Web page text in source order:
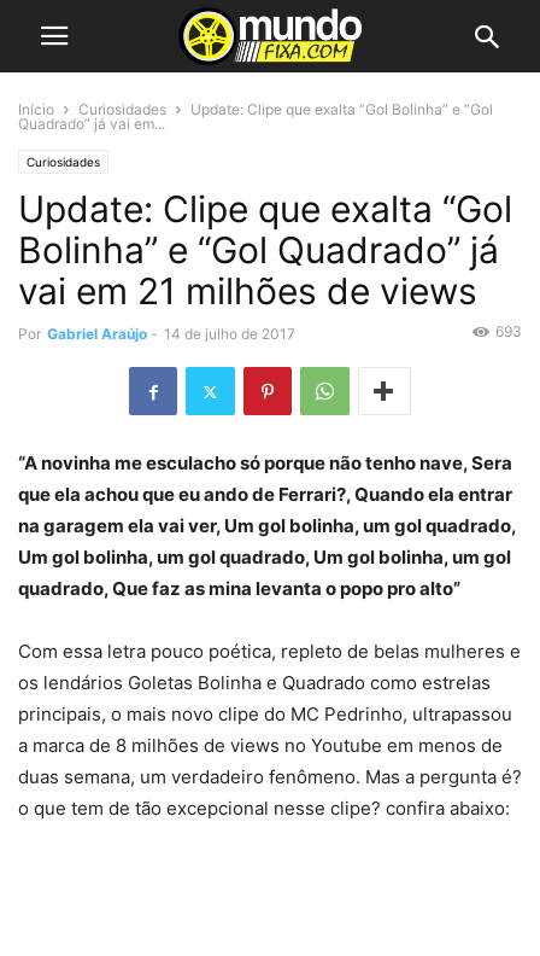
Início Curiosidades
Update: Clipe que exalta “Gol Bolinha” e “Gol
Quadrado” já vai em...
Curiosidades
Update: Clipe que exalta “Gol
Bolinha” e “Gol Quadrado” já
vai em 21 milhões de views
Por Gabriel Araújo - 14 de julho de 2017 693
“A novinha me esculacho só porque não tenho nave, Sera
que ela achou que eu ando de Ferrari?, Quando ela entrar
na garagem ela vai ver, Um gol bolinha, um gol quadrado,
Um gol bolinha, um gol quadrado, Um gol bolinha, um gol
quadrado, Que faz as mina levanta o popo pro alto”
Com essa letra pouco poética, repleto de belas mulheres e
os lendários Goletas Bolinha e Quadrado como estrelas
principais, o mais novo clipe do MC Pedrinho, ultrapassou
a marca de 8 milhões de views no Youtube em menos de
duas semana, um verdadeiro fenômeno. Mas a pergunta é?
o que tem de tão excepcional nesse clipe? confira abaixo: